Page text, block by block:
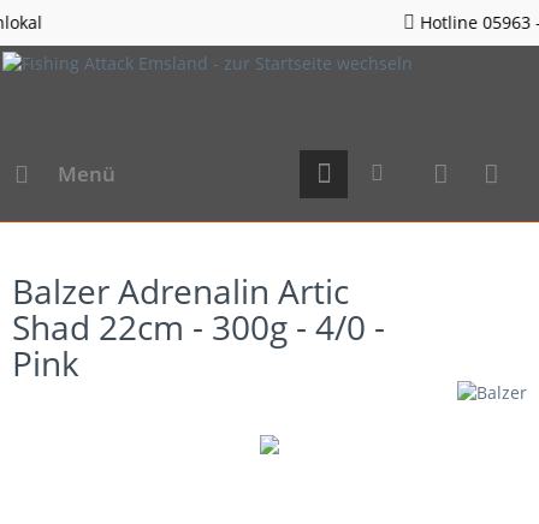
Hotline 05963 - 982823
Menü
Balzer Adrenalin Artic
Shad 22cm - 300g - 4/0 -
Pink